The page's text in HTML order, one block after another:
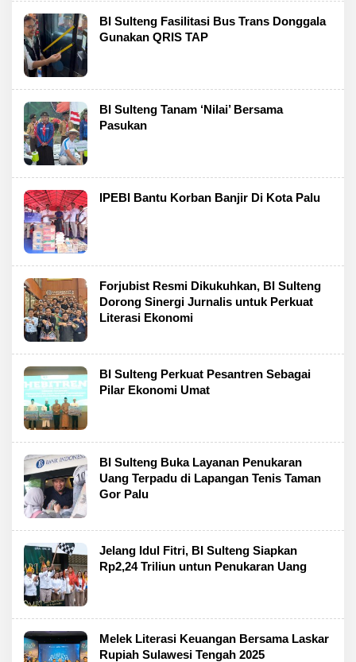
BI Sulteng Fasilitasi Bus Trans Donggala
Gunakan QRIS TAP
BI Sulteng Tanam ‘Nilai’ Bersama
Pasukan
IPEBI Bantu Korban Banjir Di Kota Palu
Forjubist Resmi Dikukuhkan, BI Sulteng
Dorong Sinergi Jurnalis untuk Perkuat
Literasi Ekonomi
BI Sulteng Perkuat Pesantren Sebagai
Pilar Ekonomi Umat
BI Sulteng Buka Layanan Penukaran
Uang Terpadu di Lapangan Tenis Taman
Gor Palu
Jelang Idul Fitri, BI Sulteng Siapkan
Rp2,24 Triliun untun Penukaran Uang
Melek Literasi Keuangan Bersama Laskar
Rupiah Sulawesi Tengah 2025